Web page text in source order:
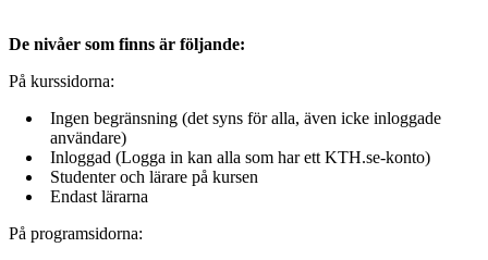
De nivåer som finns är följande:
På kurssidorna:
Ingen begränsning (det syns för alla, även icke inloggade
användare)
Inloggad (Logga in kan alla som har ett KTH.se-konto)
Studenter och lärare på kursen
Endast lärarna
På programsidorna: